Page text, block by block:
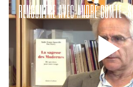
RENCONTRE AVEC ANDRÉ COMTE-